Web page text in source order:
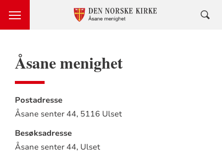
Åsane menighet
Postadresse
Åsane senter 44, 5116 Ulset
Besøksadresse
Åsane senter 44, Ulset